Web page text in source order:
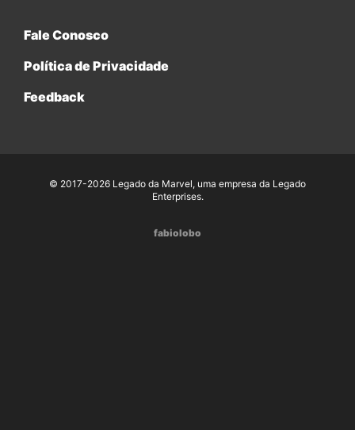
Fale Conosco
Política de Privacidade
Feedback
© 2017-2026 Legado da Marvel, uma empresa da Legado
Enterprises.
fabiolobo